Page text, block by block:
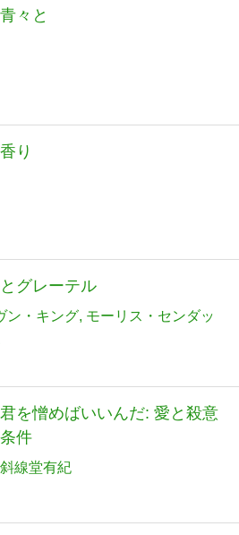
々と
り
グレーテル
ン・キング モーリス・センダッ
を憎めばいいんだ: 愛と殺意
件
斜線堂有紀